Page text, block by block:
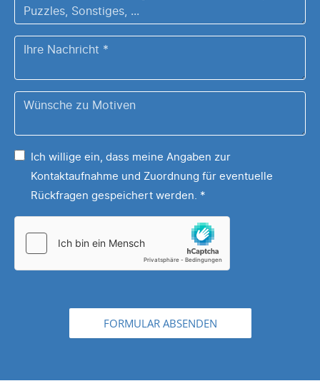
welche
Produkte
geht
Tassen,
...
Ihre
*
Wünsche
Ihrem
MotivIch willige ein, dass meine Angaben zur
Kontaktaufnahme und Zuordnung für eventuelle
Rückfragen gespeichert werden. *
FORMULAR ABSENDEN